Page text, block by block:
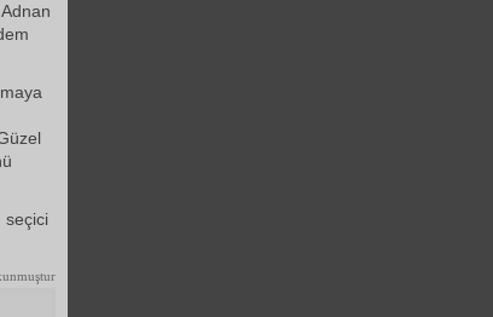
seçici